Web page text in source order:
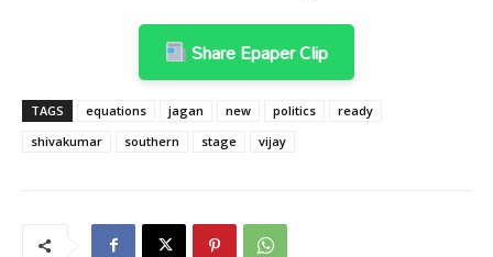
Share Epaper Clip
TAGS equations jagan new politics
ready
shivakumar
southern stage vijay